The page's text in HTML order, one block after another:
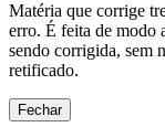
Matéria que corrige
erro. É feita de modo
sendo corrigida, sem
retificado.
Fechar